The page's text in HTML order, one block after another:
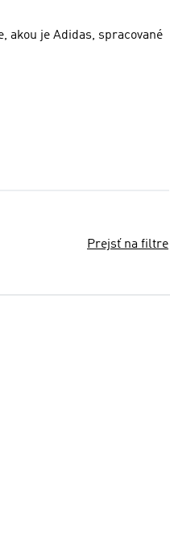
Prejsť na filtre